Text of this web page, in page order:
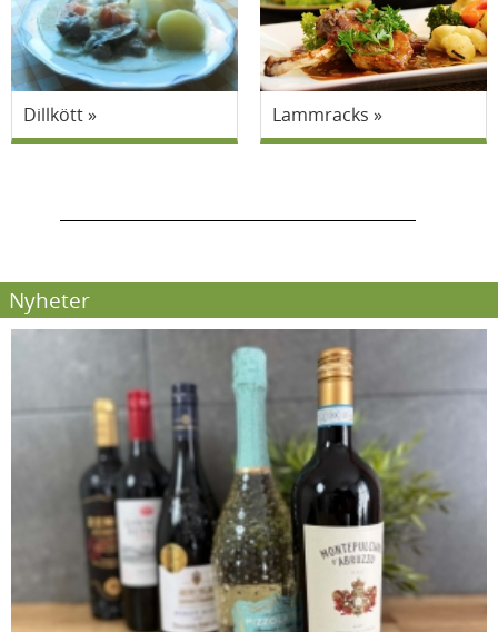
Dillkött Lammracks
Nyheter